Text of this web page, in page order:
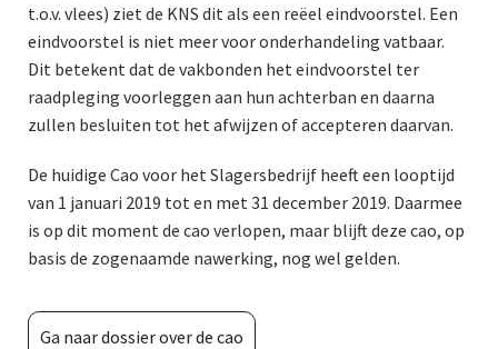
t.o.v. vlees) ziet de KNS dit als een reëel eindvoorstel. Een
eindvoorstel is niet meer voor onderhandeling vatbaar.
Dit betekent dat de vakbonden het eindvoorstel ter
raadpleging voorleggen aan hun achterban en daarna
zullen besluiten tot het afwijzen of accepteren daarvan.
De huidige Cao voor het Slagersbedrijf heeft een looptijd
van 1 januari 2019 tot en met 31 december 2019. Daarmee
is op dit moment de cao verlopen, maar blijft deze cao, op
basis de zogenaamde nawerking, nog wel gelden.
Ga naar dossier over de cao